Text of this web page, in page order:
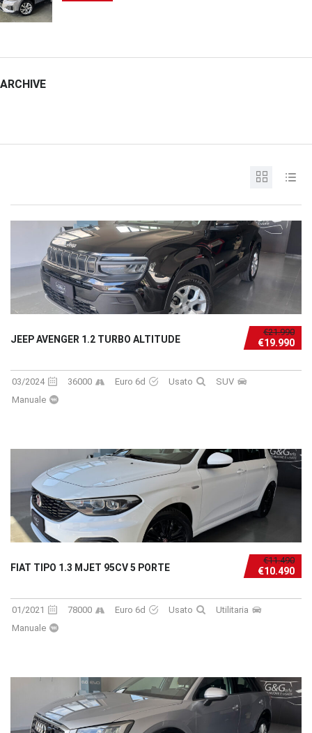
ARCHIVE
€21.990
€19.990
JEEP AVENGER 1.2 TURBO ALTITUDE
03/2024 36000 Euro 6d Usato
SUV
Manuale
€11.490
€10.490
FIAT TIPO 1.3 MJET 95CV 5 PORTE
01/2021 78000 Euro 6d Usato
Utilitaria
Manuale